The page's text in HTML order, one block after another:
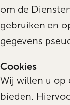
om de
gebruiken en
gegevens
Cookies
Wij willen u op
bieden.